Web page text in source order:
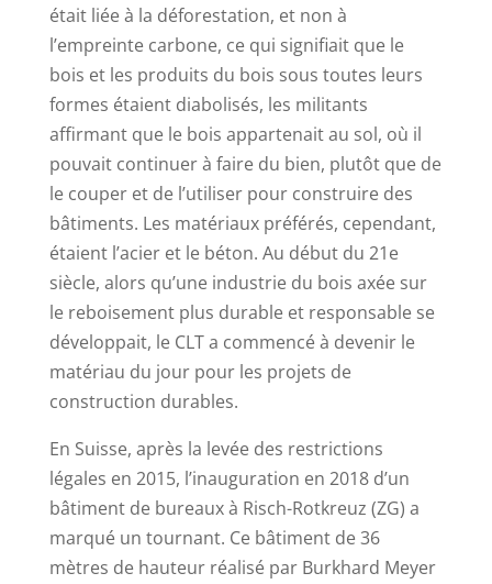
était liée à la déforestation, et non à
l’empreinte carbone, ce qui signifiait que le
bois et les produits du bois sous toutes leurs
formes étaient diabolisés, les militants
affirmant que le bois appartenait au sol, où il
pouvait continuer à faire du bien, plutôt que de
le couper et de l’utiliser pour construire des
bâtiments. Les matériaux préférés, cependant,
étaient l’acier et le béton. Au début du 21e
siècle, alors qu’une industrie du bois axée sur
le reboisement plus durable et responsable se
développait, le CLT a commencé à devenir le
matériau du jour pour les projets de
construction durables.
En Suisse, après la levée des restrictions
légales en 2015, l’inauguration en 2018 d’un
bâtiment de bureaux à Risch-Rotkreuz (ZG) a
marqué un tournant. Ce bâtiment de 36
mètres de hauteur réalisé par Burkhard Meyer